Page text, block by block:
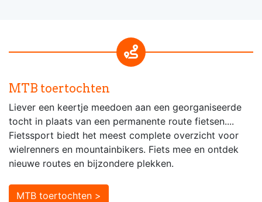
MTB toertochten
Liever een keertje meedoen aan een georganiseerde
tocht in plaats van een permanente route fietsen....
Fietssport biedt het meest complete overzicht voor
wielrenners en mountainbikers. Fiets mee en ontdek
nieuwe routes en bijzondere plekken.
MTB toertochten >